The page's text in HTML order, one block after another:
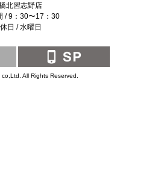
北習志野店
/ 9：30〜17：30
日 / 水曜日
All Rights Reserved.